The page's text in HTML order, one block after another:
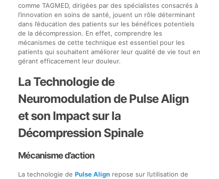
comme TAGMED, dirigées par des spécialistes consacrés à
l’innovation en soins de santé, jouent un rôle déterminant
dans l’éducation des patients sur les bénéfices potentiels
de la décompression. En effet, comprendre les
mécanismes de cette technique est essentiel pour les
patients qui souhaitent améliorer leur qualité de vie tout en
gérant efficacement leur douleur.
La Technologie de
Neuromodulation de Pulse Align
et son Impact sur la
Décompression Spinale
Mécanisme d’action
La technologie de Pulse Alignrepose sur l’utilisation de